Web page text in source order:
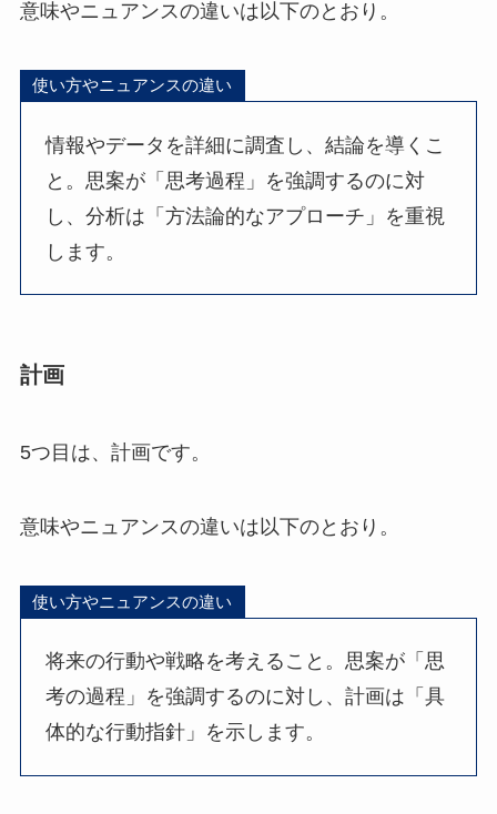
意味やニュアンスの違いは以下のとおり。
使い方やニュアンスの違い
情報やデータを詳細に調査し、結論を導くこ
と。思案が「思考過程」を強調するのに対
し、分析は「方法論的なアプローチ」を重視
します。
計画
5つ目は、計画です。
意味やニュアンスの違いは以下のとおり。
使い方やニュアンスの違い
将来の行動や戦略を考えること。思案が「思
考の過程」を強調するのに対し、計画は「具
体的な行動指針」を示します。